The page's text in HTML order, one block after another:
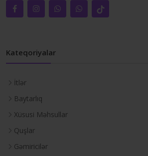
Kateqoriyalar
İtlər
Baytarlıq
Xüsusi Məhsullar
Quşlar
Gəmiricilər